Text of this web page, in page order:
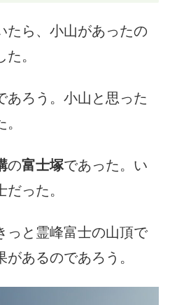
たら、小山があったの
。
あろう。小山と思った
の富士塚であった。い
った。
っと霊峰富士の山頂で
あるのであろう。